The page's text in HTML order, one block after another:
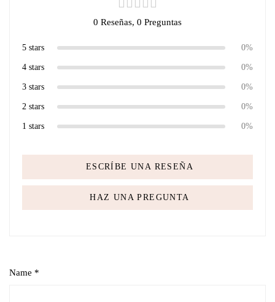
0 Reseñas, 0 Preguntas
5 stars 0%
4 stars 0%
3 stars 0%
2 stars 0%
1 stars 0%
ESCRÍBE UNA RESEÑA
HAZ UNA PREGUNTA
Name *